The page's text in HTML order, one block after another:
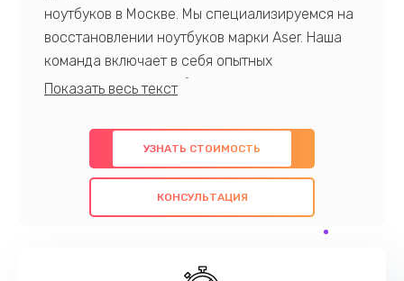
ноутбуков в Москве. Мы специализируемся на
восстановлении ноутбуков марки Aser. Наша
команда включает в себя опытных
профессионалов с обширными знаниями и
предлагаем быстрый и качественный ремонт с
использованием оригинальных компонентов, а
также гарантируем качество всех
проведенных работ. Наша цель - предоставить
наилучшим образом. Не медлите записаться на
УЗНАТЬ СТОИМОСТЬ
КОНСУЛЬТАЦИЯ